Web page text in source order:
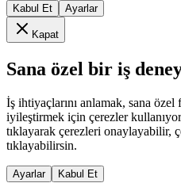
Kabul Et Ayarlar
Kapat
Sana özel bir iş
İş ihtiyaçlarını anlamak, sana özel
iyileştirmek için çerezler
tıklayarak çerezleri onaylayabilir,
tıklayabilirsin.
Ayarlar Kabul Et